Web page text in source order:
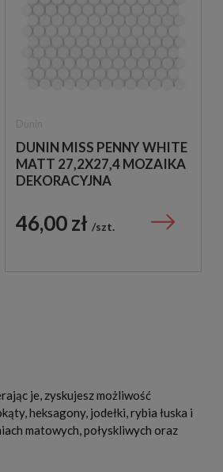
DUNIN MISS PENNY WHITE
MATT 27,2X27,4 MOZAIKA
DEKORACYJNA
46,00 zł szt.
je, zyskujesz możliwość
heksagony, jodełki, rybia łuska i
matowych, połyskliwych oraz